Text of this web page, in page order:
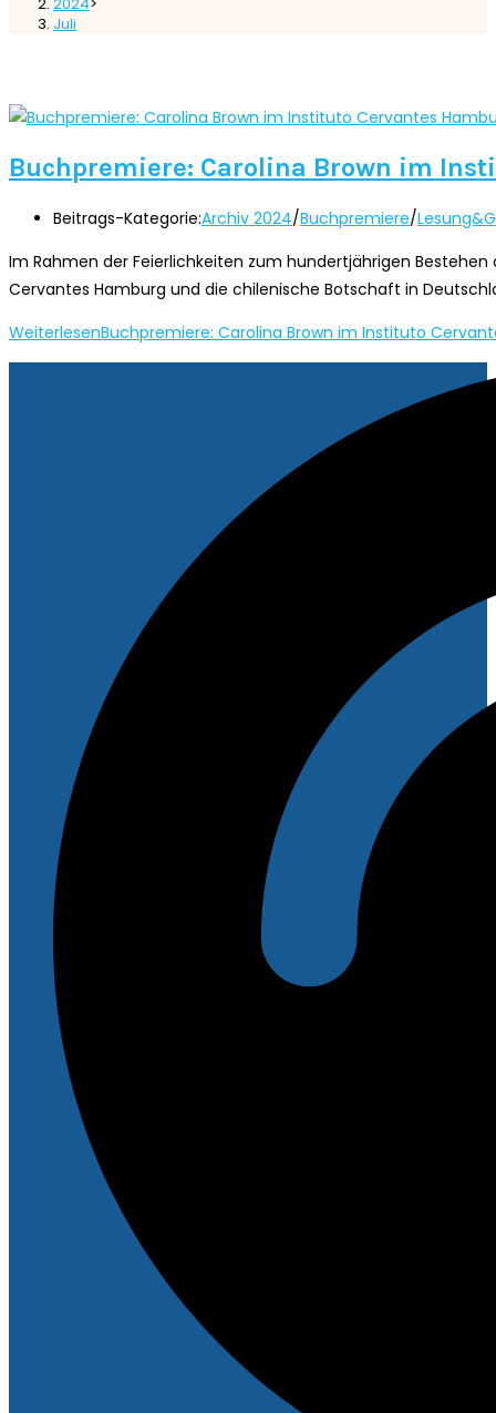
Juli
Buchpremiere: Carolina Brown im
Beitrags-Kategorie:Archiv 2024/Buchpremiere/
Im Rahmen der Feierlichkeiten zum hundertjährigen
Cervantes Hamburg und die chilenische Botschaft in
WeiterlesenBuchpremiere: Carolina Brown im Instituto